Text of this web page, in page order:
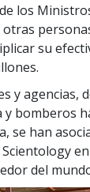
los
su
y agencias,
bomberos
se han
del